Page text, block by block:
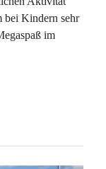
bei Kindern sehr
im